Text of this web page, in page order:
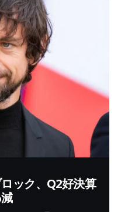
ック、Q2好決算